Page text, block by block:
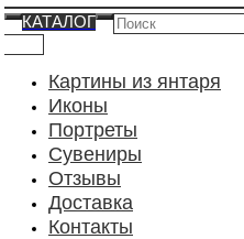
КАТАЛОГ
Картины из янтаря
Иконы
Портреты
Сувениры
Отзывы
Доставка
Контакты